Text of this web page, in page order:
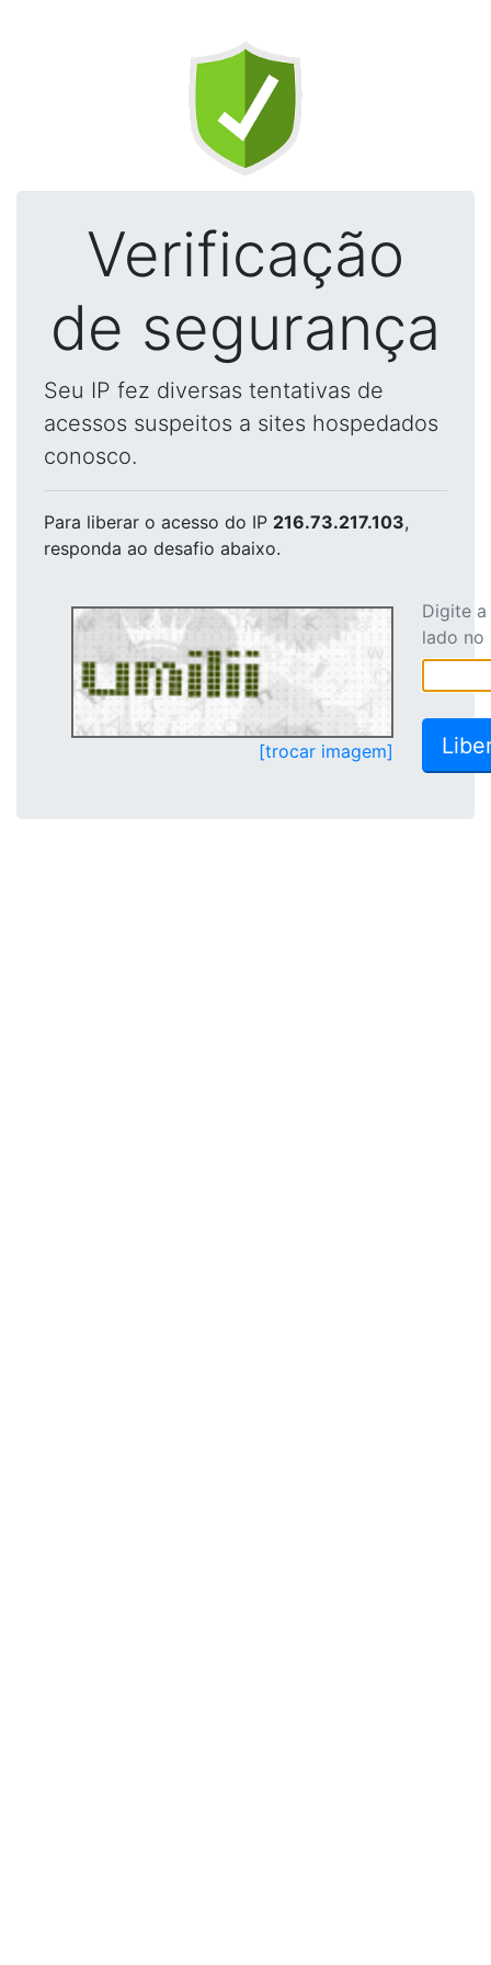
Verificação
de segurança
Seu IP fez diversas tentativas de
acessos suspeitos a sites hospedados
conosco.
Para liberar o acesso do IP 216.73.217.103,
responda ao desafio abaixo.
[trocar imagem]
Digite
lado no